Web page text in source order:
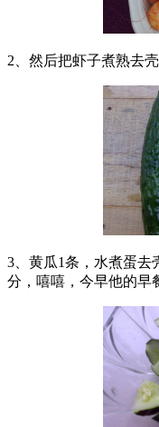
2、然后把虾子煮熟去壳
3、黄瓜1条，水煮蛋去
分，嘻嘻，今早他的早